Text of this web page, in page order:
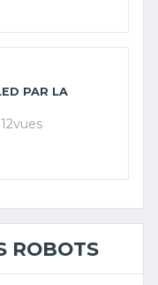
PAR LA
ROBOTS